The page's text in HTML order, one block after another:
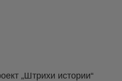
„Штрихи истории“